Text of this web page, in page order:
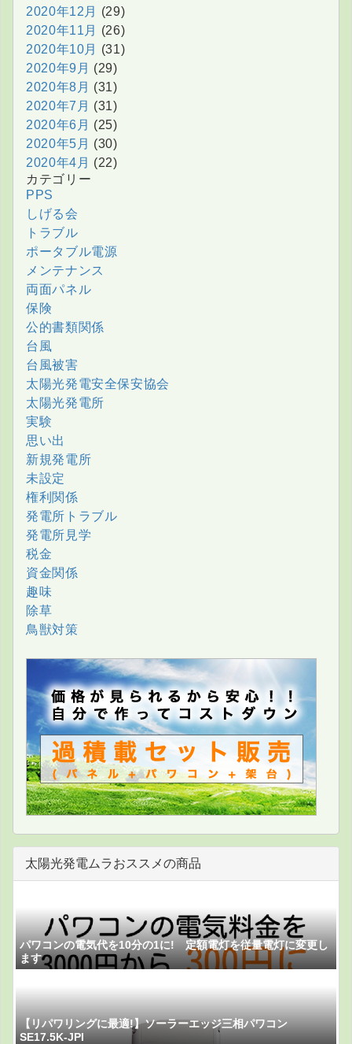
2020年12月
(29)
2020年11月
(26)
2020年10月
(31)
2020年9月 (29)
2020年8月 (31)
2020年7月 (31)
2020年6月 (25)
2020年5月 (30)
2020年4月 (22)
カテゴリー
PPS
しげる会
トラブル
ポータブル電源
メンテナンス
両面パネル
保険
公的書類関係
台風
台風被害
太陽光発電安全保安協会
太陽光発電所
実験
思い出
新規発電所
未設定
権利関係
発電所トラブル
発電所見学
税金
資金関係
趣味
除草
鳥獣対策
太陽光発電ムラおススメの商品
パワコンの電気代を10分の1に! 定額電灯を従量電灯に変更し
ます
【リパワリングに最適!】ソーラーエッジ三相パワコン
SE17.5K-JPI